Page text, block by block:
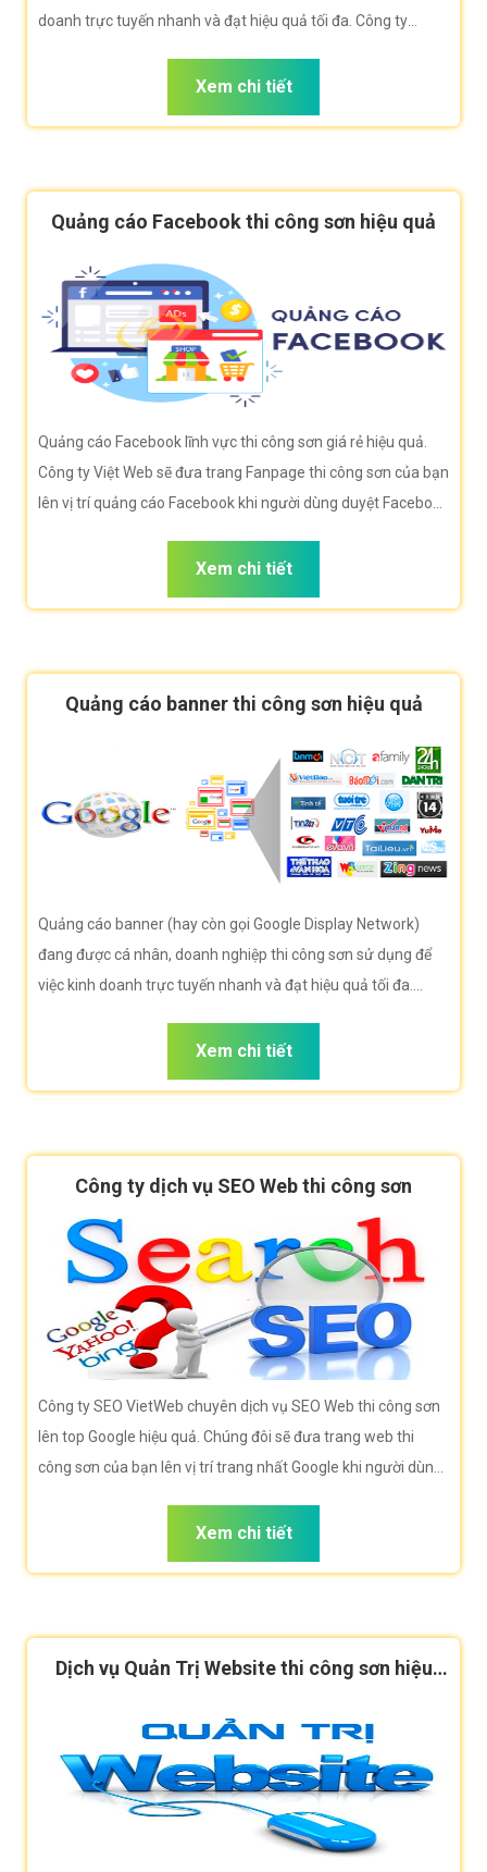
doanh trực tuyến nhanh và đạt hiệu quả tối đa. Công ty
Google thi công sơn với những tính năng nổi bật nhất.
Xem chi tiết
Quảng cáo Facebook thi công sơn hiệu quả
Quảng cáo Facebook lĩnh vực thi công sơn giá rẻ hiệu quả.
Công ty Việt Web sẽ đưa trang Fanpage thi công sơn của bạn
lên vị trí quảng cáo Facebook khi người dùng duyệt Facebook
Xem chi tiết
Quảng cáo banner thi công sơn hiệu quả
Quảng cáo banner (hay còn gọi Google Display Network)
đang được cá nhân, doanh nghiệp thi công sơn sử dụng để
việc kinh doanh trực tuyến nhanh và đạt hiệu quả tối đa.
Quảng cáo banner thi công sơn với những tính năng nổi bật
Xem chi tiết
Công ty dịch vụ SEO Web thi công sơn
Công ty SEO VietWeb chuyên dịch vụ SEO Web thi công sơn
lên top Google hiệu quả. Chúng đôi sẽ đưa trang web thi
công sơn của bạn lên vị trí trang nhất Google khi người dùng
Xem chi tiết
Dịch vụ Quản Trị Website thi công sơn hiệu